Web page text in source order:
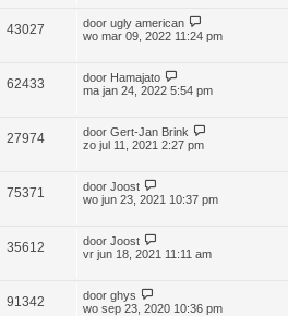
43027 door ugly american
wo mar 09, 2022 11:24 pm
62433 door Hamajato
ma jan 24, 2022 5:54 pm
27974 door Gert-Jan Brink
zo jul 11, 2021 2:27 pm
75371 door Joost
wo jun 23, 2021 10:37 pm
35612 door Joost
vr jun 18, 2021 11:11 am
91342 door ghys
wo sep 23, 2020 10:36 pm